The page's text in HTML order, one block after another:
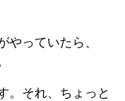
っていたら、
。それ、ちょっと